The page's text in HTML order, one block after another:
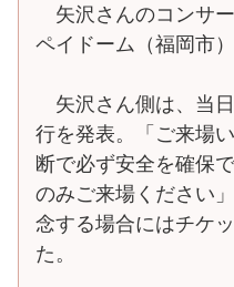
矢沢さんのコンサ
ペイドーム（福岡市
矢沢さん側は、当
行を発表。「ご来場
断で必ず安全を確保
のみご来場ください
念する場合にはチケ
た。